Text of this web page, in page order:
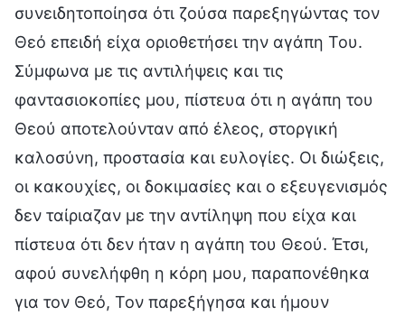
συνειδητοποίησα ότι ζούσα παρεξηγώντας τον
Θεό επειδή είχα οριοθετήσει την αγάπη Του.
Σύμφωνα με τις αντιλήψεις και τις
φαντασιοκοπίες μου, πίστευα ότι η αγάπη του
Θεού αποτελούνταν από έλεος, στοργική
καλοσύνη, προστασία και ευλογίες. Οι διώξεις,
οι κακουχίες, οι δοκιμασίες και ο εξευγενισμός
δεν ταίριαζαν με την αντίληψη που είχα και
πίστευα ότι δεν ήταν η αγάπη του Θεού. Έτσι,
αφού συνελήφθη η κόρη μου, παραπονέθηκα
για τον Θεό, Τον παρεξήγησα και ήμουν